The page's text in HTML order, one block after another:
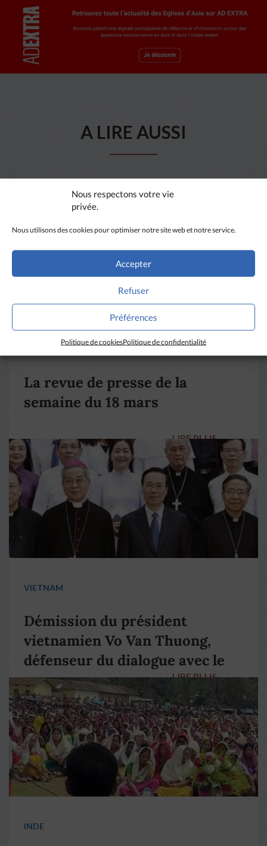
Nous respectons votre vie
privée.
Nous utilisons des cookies pour optimiser notre site web et notre service.
Accepter
Refuser
Préférences
Politique de cookiesPolitique de confidentialité
A LIRE AUSSI
DIVERS HORIZONS
La revue de presse de la
semaine du 18 mars
LIRE PLUS →
VIETNAM
Démission du président
vietnamien Vo Van Thuong,
défenseur du dialogue avec le
pape François
LIRE PLUS →
INDE